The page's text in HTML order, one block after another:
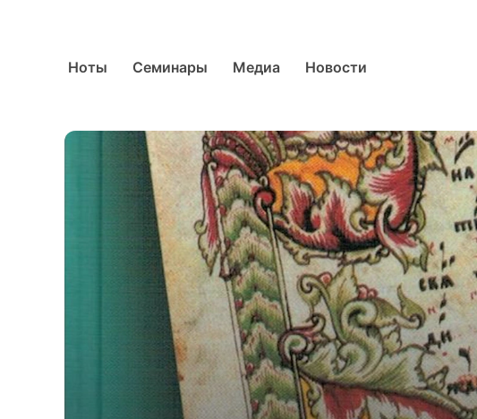
Ноты Семинары Медиа Новости